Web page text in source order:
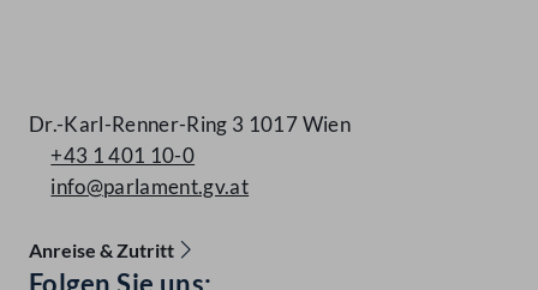
Dr.-Karl-Renner-Ring 3 1017 Wien
+43 1 401 10-0
info@parlament.gv.at
Anreise & Zutritt